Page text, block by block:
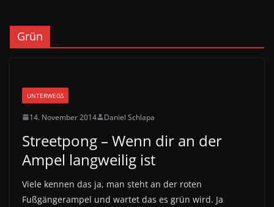
Grün
UNTERWEGS
14. November 2014 Daniel Schlapa
Streetpong – Wenn dir an der
Ampel langweilig ist
Viele kennen das ja, man steht an der roten
Fußgängerampel und wartet das es grün wird. Ja